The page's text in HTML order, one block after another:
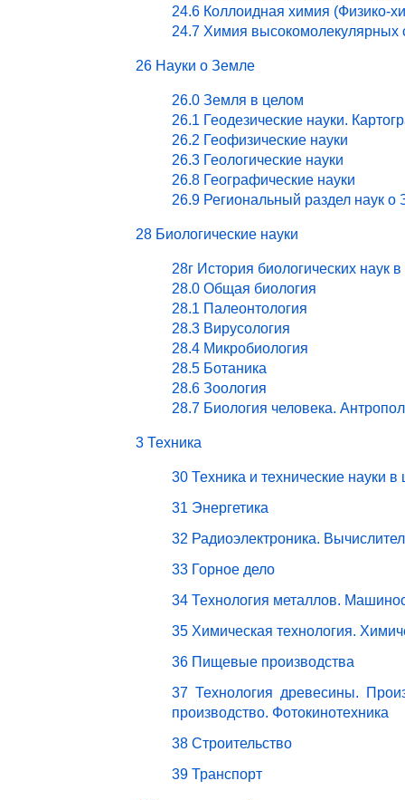
24.6 Коллоидная химия (Физико-
24.7 Химия высокомолекулярных
26 Науки о Земле
26.0 Земля в целом
26.1 Геодезические науки.
26.2 Геофизические науки
26.3 Геологические науки
26.8 Географические науки
26.9 Региональный раздел наук о
28 Биологические науки
28г История биологических наук
28.0 Общая биология
28.1 Палеонтология
28.3 Вирусология
28.4 Микробиология
28.5 Ботаника
28.6 Зоология
28.7 Биология человека.
3 Техника
30 Техника и технические науки в
31 Энергетика
32 Радиоэлектроника.
33 Горное дело
34 Технология металлов.
35 Химическая технология.
36 Пищевые производства
37 Технология древесины.
производство. Фотокинотехника
38 Строительство
39 Транспорт